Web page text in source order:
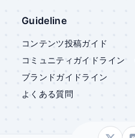
Guideline
コンテンツ投稿ガイド
コミュニティガイドライン
ブランドガイドライン
よくある質問